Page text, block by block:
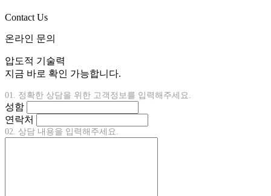
Contact Us
온라인 문의
압도적 기술력
지금 바로 확인 가능합니다.
01. 정확한 상담을 위한 고객정보를 입력해주세요.
성함
연락처
02. 상담 내용을 입력해주세요.